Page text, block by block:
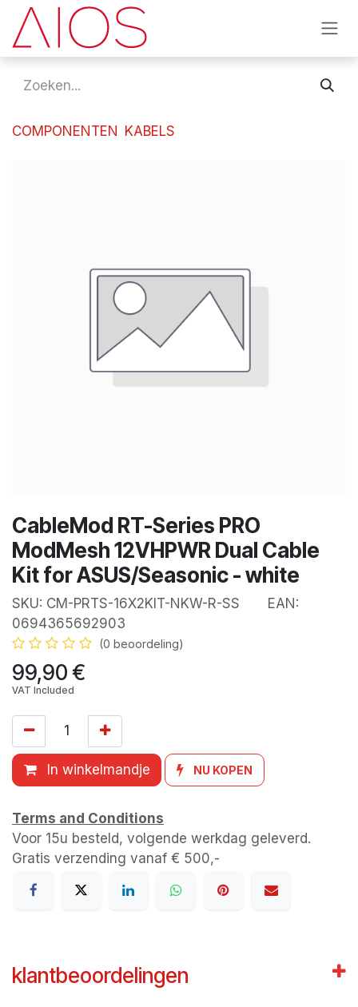
Overslaan naar inhoud
COMPONENTEN KABELS
CableMod RT-Series PRO
ModMesh 12VHPWR Dual Cable
Kit for ASUS/Seasonic - white
SKU: CM-PRTS-16X2KIT-NKW-R-SS EAN:
0694365692903
(0 beoordeling)
99,90€
VAT Included
In winkelmandje NU KOPEN
Terms and Conditions
Voor 15u besteld, volgende werkdag geleverd.
Gratis verzending vanaf € 500,-
klantbeoordelingen